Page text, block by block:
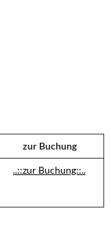
zur Buchung
..::zur Buchung::..